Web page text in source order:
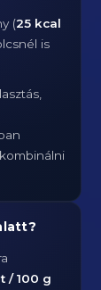
(25 kcal
is
/ 100 g